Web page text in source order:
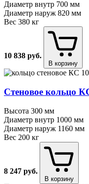
Диаметр внутр 700 мм
Диаметр наруж 820 мм
Вес 380 кг
10 838 руб.
В корзину
Стеновое кольцо
Высота 300 мм
Диаметр внутр 1000 мм
Диаметр наруж 1160 мм
Вес 200 кг
8 247 руб.
В корзину